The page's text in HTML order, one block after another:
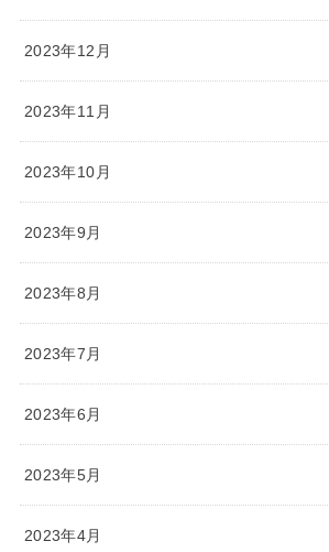
2023年12月
2023年11月
2023年10月
2023年9月
2023年8月
2023年7月
2023年6月
2023年5月
2023年4月